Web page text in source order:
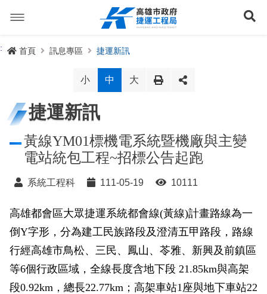
容
捷運路線進度圖
路網簡介
路網規劃
未來發展
規劃中
捷運紫線
前鎮漁港聯外軌道
興建中
各線計畫進度
岡山路竹延伸線(第二A階段)
岡山路竹延伸線(第二B階段)
已通車
捷運紅/橘線
岡山路竹延伸線(第一階段)
訊息專區
公聽會與說明會
政府資訊公開
生態檢核專區
性別主流化專區
政風園地
局長信箱
禁限建專區
增額容積申請
檔案應用專區
常見問答
交流互動
照片集錦
影音專區
特色車站
輕軌知識站
關於我們
首長簡介
局徽
本局沿革
網站導覽
English
首頁 訊息專區 捷運新訊
小 中 大
捷運新訊
黃線YM01標機電系統暨機廠與主變
電站統包工程~招標公告起跑
系統工程科 111-05-19 10111
高雄都會區大眾捷運系統都會線(黃線)計畫路線為一
倒Y字形，分為建工民族路段及澄清五甲路段，路線
行經高雄市鳥松、三民、鳳山、苓雅、新興及前鎮區
等6個行政區域，全線長度含地下段 21.85km與高架
段0.92km，總長22.77km；高架車站1座與地下車站22